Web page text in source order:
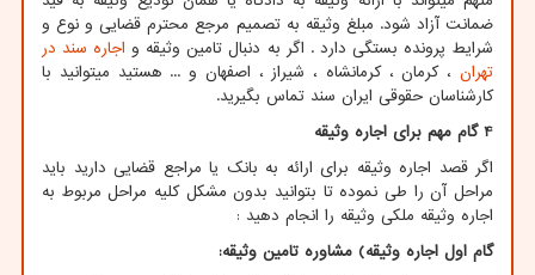
ضمانت آزاد شود. مبلغ وثیقه به تصمیم مرجع محترم قضایی و نوع و
شرایط پرونده بستگی دارد . اگر به دنبال تامین وثیقه و اجاره سند در
تهران ، کرمان ، کرمانشاه ، شیراز ، اصفهان و ... هستید میتوانید با
کارشناسان حقوقی ایران سند تماس بگیرید.
4 گام مهم برای اجاره وثیقه
اگر قصد اجاره وثیقه برای ارائه به بانک یا مراجع قضایی دارید باید
مراحل آن را طی نموده تا بتوانید بدون مشکل کلیه مراحل مربوط به
اجاره وثیقه ملکی وثیقه را انجام دهید :
گام اول اجاره وثیقه) مشاوره تامین وثیقه: